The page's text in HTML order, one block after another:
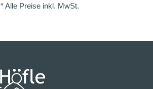
* Alle Preise inkl. MwSt.